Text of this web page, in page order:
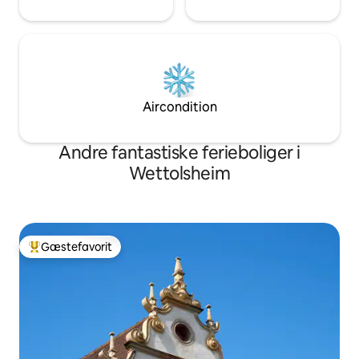
Aircondition
Andre fantastiske ferieboliger i
Wettolsheim
Bedste gæstefavorit
Gæstefavorit